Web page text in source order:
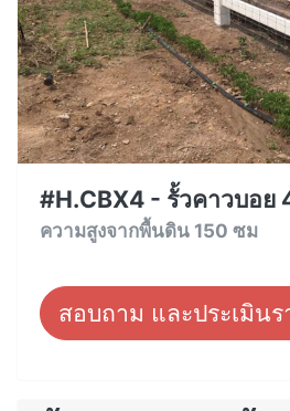
#H.CBX4 - รั้วคาวบอย
ความสูงจากพื้นดิน 150 ซม
สอบถาม และประเมินร